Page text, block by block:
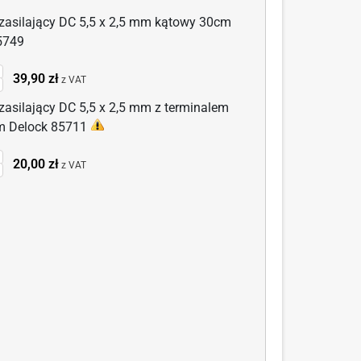
DC 5,5 x 2,5 mm kątowy 30cm
39,90 zł z VAT
DC 5,5 x 2,5 mm z terminalem
Delock 85711
20,00 zł z VAT